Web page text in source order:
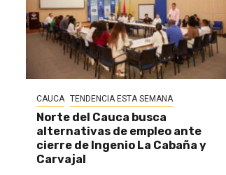
CAUCA TENDENCIA ESTA SEMANA
Norte del Cauca busca
alternativas de empleo ante
cierre de Ingenio La Cabaña y
Carvajal